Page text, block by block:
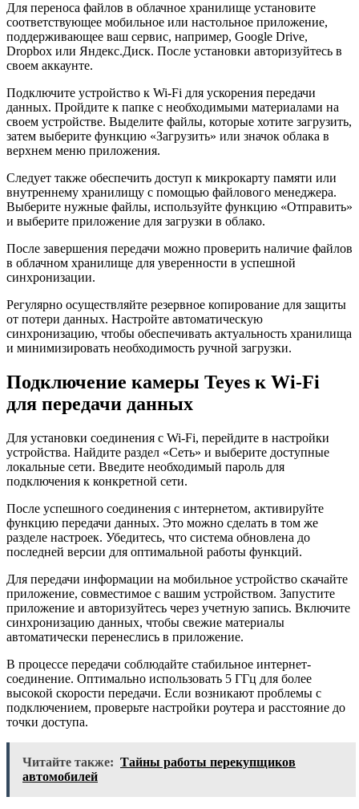
Для переноса файлов в облачное хранилище установите
соответствующее мобильное или настольное приложение,
поддерживающее ваш сервис, например, Google Drive,
Dropbox или Яндекс.Диск. После установки авторизуйтесь в
своем аккаунте.
Подключите устройство к Wi-Fi для ускорения передачи
данных. Пройдите к папке с необходимыми материалами на
своем устройстве. Выделите файлы, которые хотите загрузить,
затем выберите функцию «Загрузить» или значок облака в
верхнем меню приложения.
Следует также обеспечить доступ к микрокарту памяти или
внутреннему хранилищу с помощью файлового менеджера.
Выберите нужные файлы, используйте функцию «Отправить»
и выберите приложение для загрузки в облако.
После завершения передачи можно проверить наличие файлов
в облачном хранилище для уверенности в успешной
синхронизации.
Регулярно осуществляйте резервное копирование для защиты
от потери данных. Настройте автоматическую
синхронизацию, чтобы обеспечивать актуальность хранилища
и минимизировать необходимость ручной загрузки.
Подключение камеры Teyes к Wi-Fi
для передачи данных
Для установки соединения с Wi-Fi, перейдите в настройки
устройства. Найдите раздел «Сеть» и выберите доступные
локальные сети. Введите необходимый пароль для
подключения к конкретной сети.
После успешного соединения с интернетом, активируйте
функцию передачи данных. Это можно сделать в том же
разделе настроек. Убедитесь, что система обновлена до
последней версии для оптимальной работы функций.
Для передачи информации на мобильное устройство скачайте
приложение, совместимое с вашим устройством. Запустите
приложение и авторизуйтесь через учетную запись. Включите
синхронизацию данных, чтобы свежие материалы
автоматически перенеслись в приложение.
В процессе передачи соблюдайте стабильное интернет-
соединение. Оптимально использовать 5 ГГц для более
высокой скорости передачи. Если возникают проблемы с
подключением, проверьте настройки роутера и расстояние до
точки доступа.
Читайте также: Тайны работы перекупщиков
автомобилей